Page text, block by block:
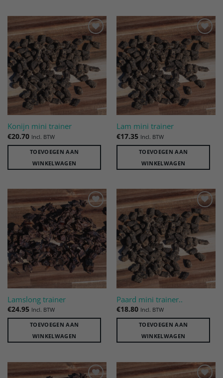
Toevoegen
aan
verlanglijst
Konijn mini trainer
€20.70 Incl. BTW
TOEVOEGEN AAN
WINKELWAGEN
Toevoegen
aan
verlanglijst
Lam mini trainer
€17.35 Incl. BTW
TOEVOEGEN AAN
WINKELWAGEN
Toevoegen
aan
verlanglijst
Lamslong trainer
€24.95 Incl. BTW
TOEVOEGEN AAN
WINKELWAGEN
Toevoegen
aan
verlanglijst
Paard mini trainer..
€18.80 Incl. BTW
TOEVOEGEN AAN
WINKELWAGEN